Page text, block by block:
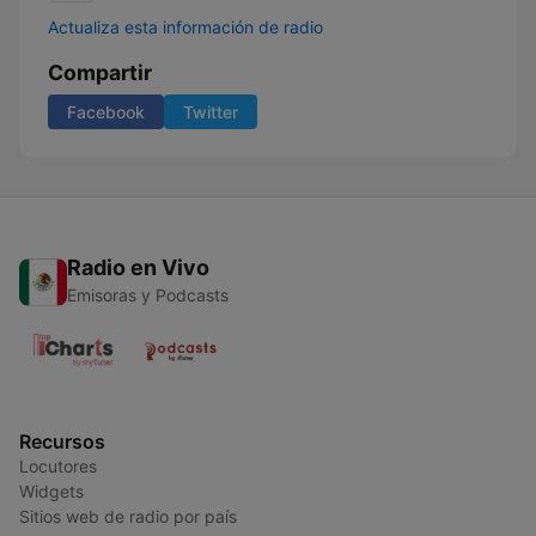
Actualiza esta información de radio
Compartir
Facebook Twitter
Radio en Vivo
Emisoras y Podcasts
Recursos
Locutores
Widgets
Sitios web de radio por país